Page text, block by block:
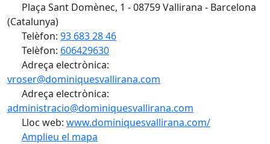
Plaça Sant Domènec, 1 - 08759 Vallirana - Barcelona
(Catalunya)
Telèfon: 93 683 28 46
Telèfon: 606429630
Adreça electrònica:
vroser@dominiquesvallirana.com
Adreça electrònica:
administracio@dominiquesvallirana.com
Lloc web: www.dominiquesvallirana.com/
Amplieu el mapa